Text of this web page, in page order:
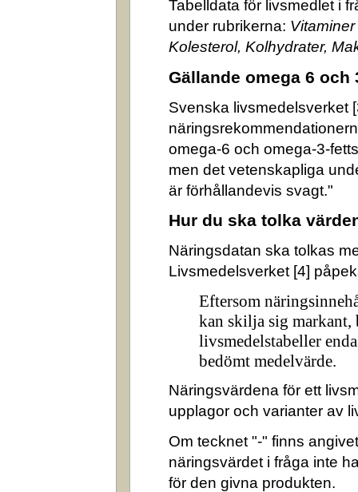
Tabelldata för livsmedlet i
under rubrikerna:
Kolesterol, Kolhydrater,
Gällande omega 6 och
Svenska livsmedelsverket
omega-6 och omega-3-
men det vetenskapliga
är förhållandevis svagt."
Hur du ska tolka
Näringsdatan ska tolkas
Livsmedelsverket [4]
Eftersom
kan skilja sig markant,
livsmedelstabeller
bedömt medelvärde.
Näringsvärdena för ett
upplagor och varianter av
Om tecknet "-" finns
näringsvärdet i fråga inte
för den givna produkten.